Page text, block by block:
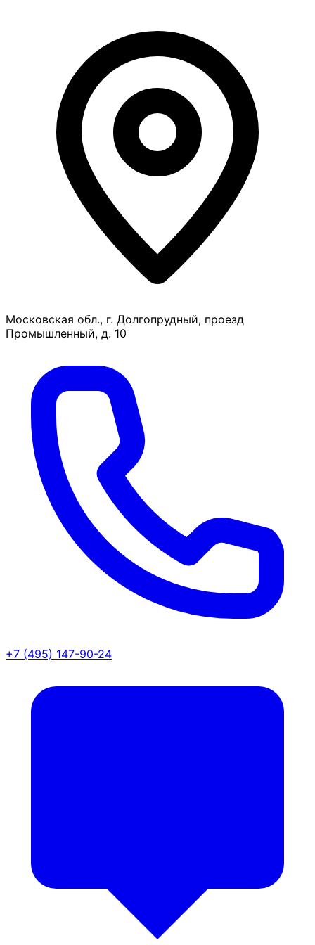
Московская обл., г. Долгопрудный, проезд
Промышленный, д. 10
+7 (495) 147-90-24